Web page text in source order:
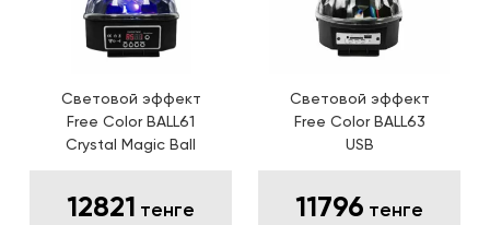
Световой эффект
Free Color BALL61
Crystal Magic Ball
12821 тенге
Световой эффект
Free Color BALL63
USB
11796 тенге